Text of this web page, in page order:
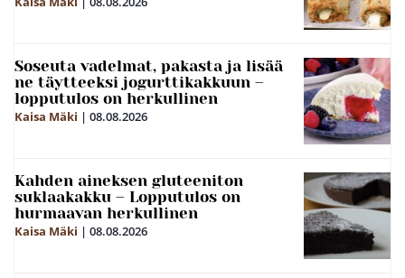
Soseuta vadelmat, pakasta ja lisää
ne täytteeksi jogurttikakkuun –
lopputulos on herkullinen
Kaisa Mäki | 08.08.2026
Kahden aineksen gluteeniton
suklaakakku – Lopputulos on
hurmaavan herkullinen
Kaisa Mäki | 08.08.2026